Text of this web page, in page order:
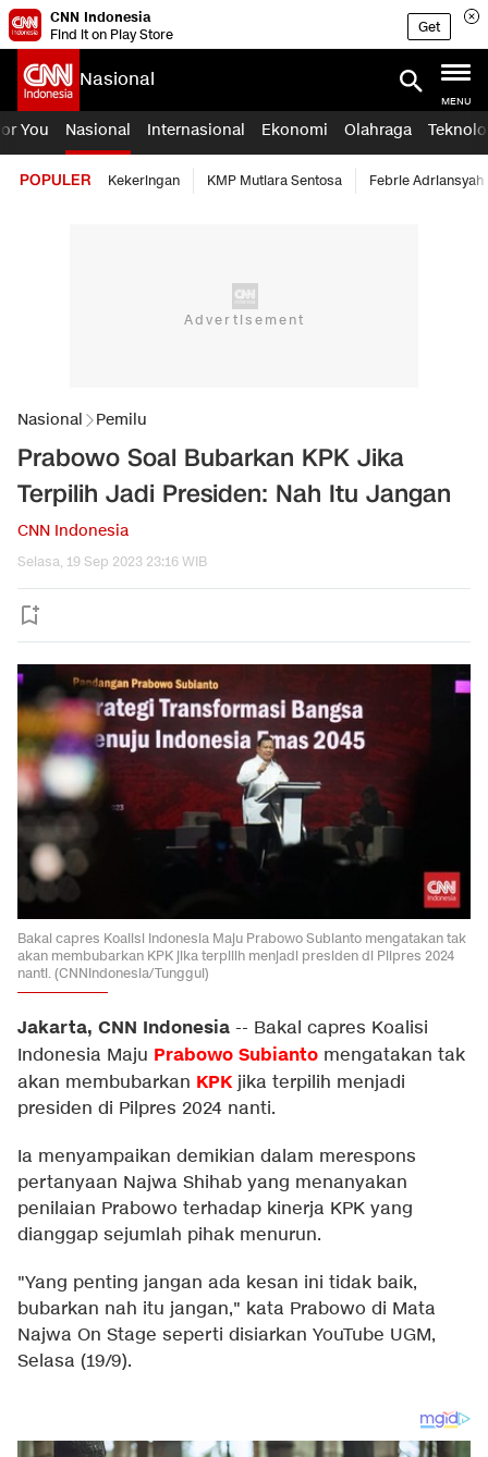
CNN Indonesia
Find it on Play Store
Get
Nasional
MENU
You Nasional Internasional Ekonomi Olahraga
POPULER Kekeringan KMP Mutiara Sentosa Febrie Adriansyah
Nasional Pemilu
Prabowo Soal Bubarkan KPK Jika
Terpilih Jadi Presiden: Nah Itu Jangan
CNN Indonesia
Selasa, 19 Sep 2023 23:16 WIB
Bakal capres Koalisi Indonesia Maju Prabowo Subianto mengatakan tak
akan membubarkan KPK jika terpilih menjadi presiden di Pilpres 2024
nanti. (CNNIndonesia/Tunggul)
Jakarta, CNN Indonesia -- Bakal capres Koalisi
Indonesia Maju Prabowo Subianto mengatakan tak
akan membubarkan KPKjika terpilih menjadi
presiden di Pilpres 2024 nanti.
Ia menyampaikan demikian dalam merespons
pertanyaan Najwa Shihab yang menanyakan
penilaian Prabowo terhadap kinerja KPK yang
dianggap sejumlah pihak menurun.
"Yang penting jangan ada kesan ini tidak baik,
bubarkan nah itu jangan," kata Prabowo di Mata
Najwa On Stage seperti disiarkan YouTube UGM,
Selasa (19/9).